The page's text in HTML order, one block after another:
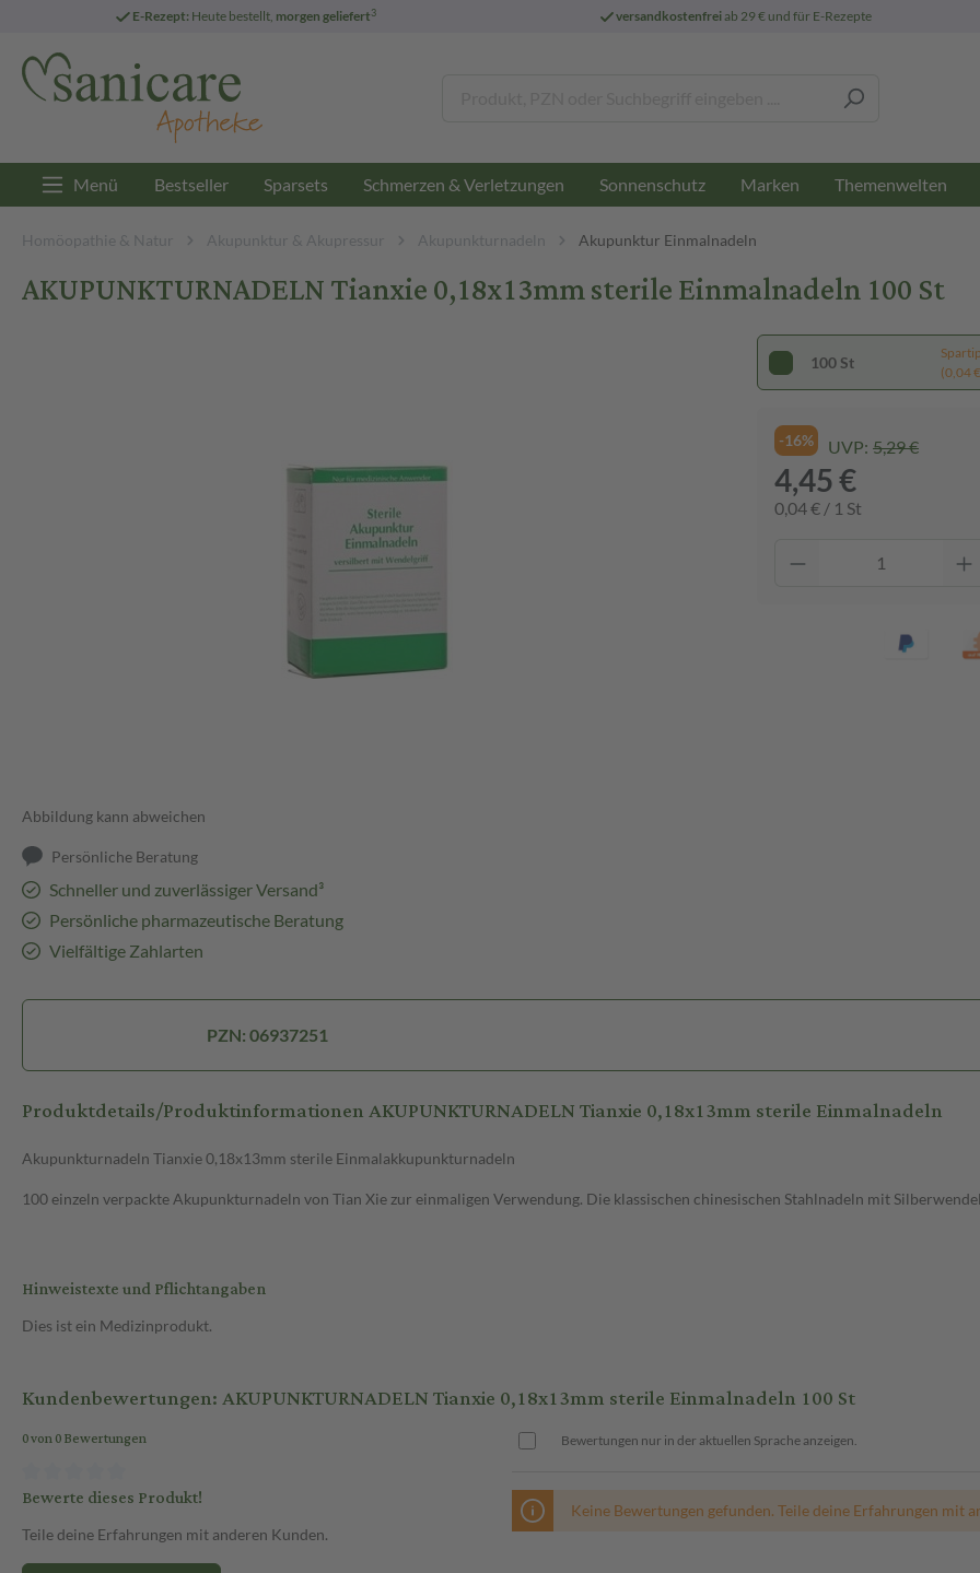
E-Rezept: Heute bestellt, morgen geliefert3 versandkostenfreiab 29 € und für E-Rezepte
Menü Bestseller Sparsets Schmerzen & Verletzungen Sonnenschutz Marken Themenwelten
Homöopathie & Natur Akupunktur & Akupressur Akupunkturnadeln Akupunktur Einmalnadeln
AKUPUNKTURNADELN Tianxie 0,18x13mm sterile Einmalnadeln 100 St
Abbildung kann abweichen
Persönliche Beratung
Schneller und zuverlässiger Versand³
Persönliche pharmazeutische Beratung
Vielfältige Zahlarten
100 St
(0,04
-16% UVP: 5,29 €
4,45 €
0,04 € / 1 St
PZN: 06937251
Produktdetails/Produktinformationen AKUPUNKTURNADELN Tianxie 0,18x13mm sterile Einmalnadeln
Akupunkturnadeln Tianxie 0,18x13mm sterile Einmalakkupunkturnadeln
100 einzeln verpackte Akupunkturnadeln von Tian Xie zur einmaligen Verwendung. Die klassischen chinesischen Stahlnadeln mit
Hinweistexte und Pflichtangaben
Dies ist ein Medizinprodukt.
Kundenbewertungen: AKUPUNKTURNADELN Tianxie 0,18x13mm sterile Einmalnadeln 100 St
0 von 0 Bewertungen
Bewerte dieses Produkt!
Teile deine Erfahrungen mit anderen Kunden.
Bewertungen nur in der aktuellen Sprache anzeigen.
Keine Bewertungen gefunden. Teile deine Erfahrungen mit